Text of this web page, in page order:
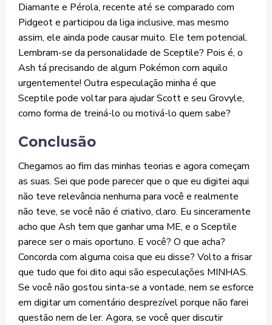
Diamante e Pérola, recente até se comparado com
Pidgeot e participou da liga inclusive, mas mesmo
assim, ele ainda pode causar muito. Ele tem potencial.
Lembram-se da personalidade de Sceptile? Pois é, o
Ash tá precisando de algum Pokémon com aquilo
urgentemente! Outra especulação minha é que
Sceptile pode voltar para ajudar Scott e seu Grovyle,
como forma de treiná-lo ou motivá-lo quem sabe?
Conclusão
Chegamos ao fim das minhas teorias e agora começam
as suas. Sei que pode parecer que o que eu digitei aqui
não teve relevância nenhuma para você e realmente
não teve, se você não é criativo, claro. Eu sinceramente
acho que Ash tem que ganhar uma ME, e o Sceptile
parece ser o mais oportuno. E você? O que acha?
Concorda com alguma coisa que eu disse? Volto a frisar
que tudo que foi dito aqui são especulações MINHAS.
Se você não gostou sinta-se a vontade, nem se esforce
em digitar um comentário desprezível porque não farei
questão nem de ler. Agora, se você quer discutir